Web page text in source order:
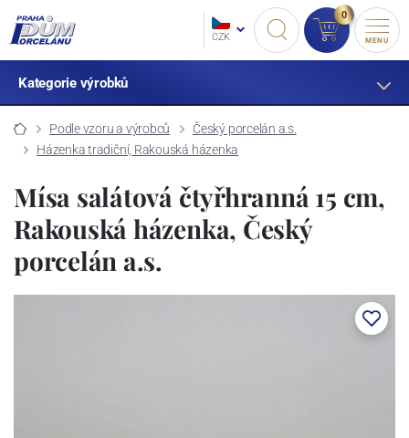
CZK
0
MENU
Kategorie výrobků
Podle vzoru a výrobců
Český porcelán a.s.
Házenka tradiční, Rakouská házenka
Mísa salátová čtyřhranná 15 cm,
Rakouská házenka, Český
porcelán a.s.